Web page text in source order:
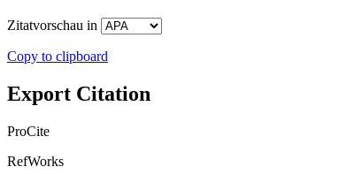
Zitatvorschau in
Copy to clipboard
Export Citation
ProCite
RefWorks